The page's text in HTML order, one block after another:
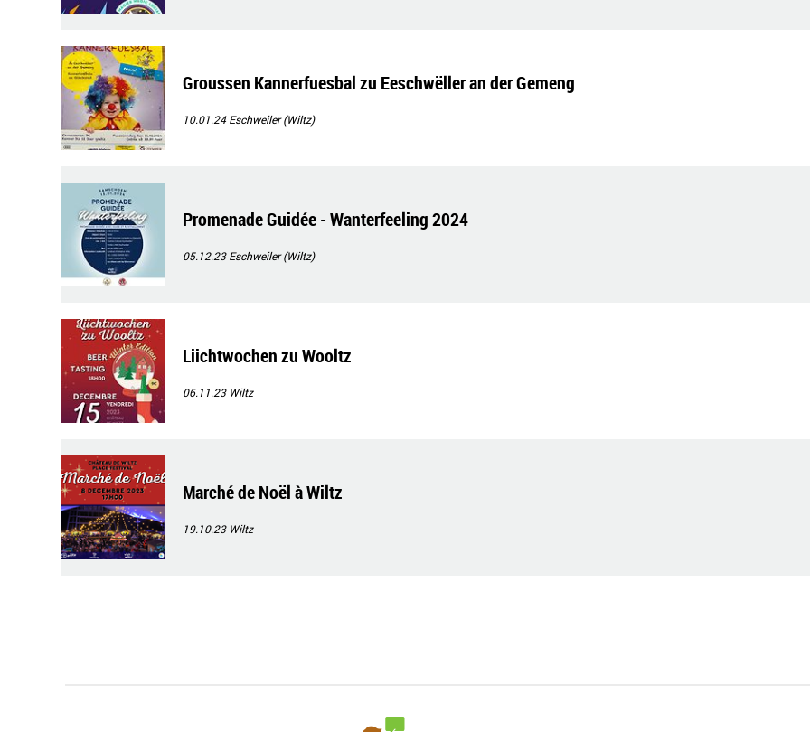
Groussen Kannerfuesbal zu Eeschwëller an der Gemeng
10.01.24Eschweiler (Wiltz)
Promenade Guidée - Wanterfeeling 2024
05.12.23Eschweiler (Wiltz)
Liichtwochen zu Wooltz
06.11.23 Wiltz
Marché de Noël à Wiltz
19.10.23 Wiltz